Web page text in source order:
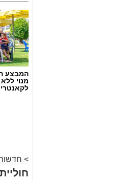
המבצע
מנוי
>